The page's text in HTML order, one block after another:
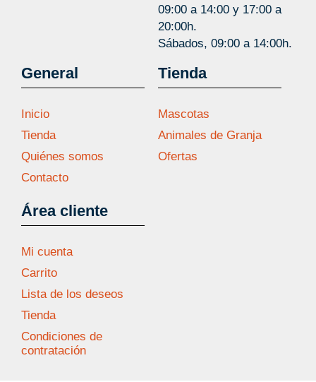
09:00 a 14:00 y 17:00 a
20:00h.
Sábados, 09:00 a 14:00h.
General
Inicio
Tienda
Quiénes somos
Contacto
Área cliente
Mi cuenta
Carrito
Lista de los deseos
Tienda
Condiciones de
contratación
Tienda
Mascotas
Animales de Granja
Ofertas